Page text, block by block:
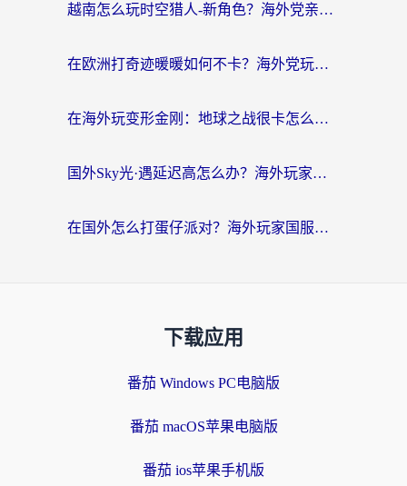
越南怎么玩时空猎人-新角色？海外党亲测有效的国服游戏加速指南
在欧洲打奇迹暖暖如何不卡？海外党玩国服游戏的终极加速攻略
在海外玩变形金刚：地球之战很卡怎么办？老玩家亲测的加速器指南，解决卡顿烦恼
国外Sky光·遇延迟高怎么办？海外玩家国服游戏加速终极指南（附实测技巧）
在国外怎么打蛋仔派对？海外玩家国服游戏加速避坑指南（附实测推荐）
下载应用
番茄 Windows PC电脑版
番茄 macOS苹果电脑版
番茄 ios苹果手机版